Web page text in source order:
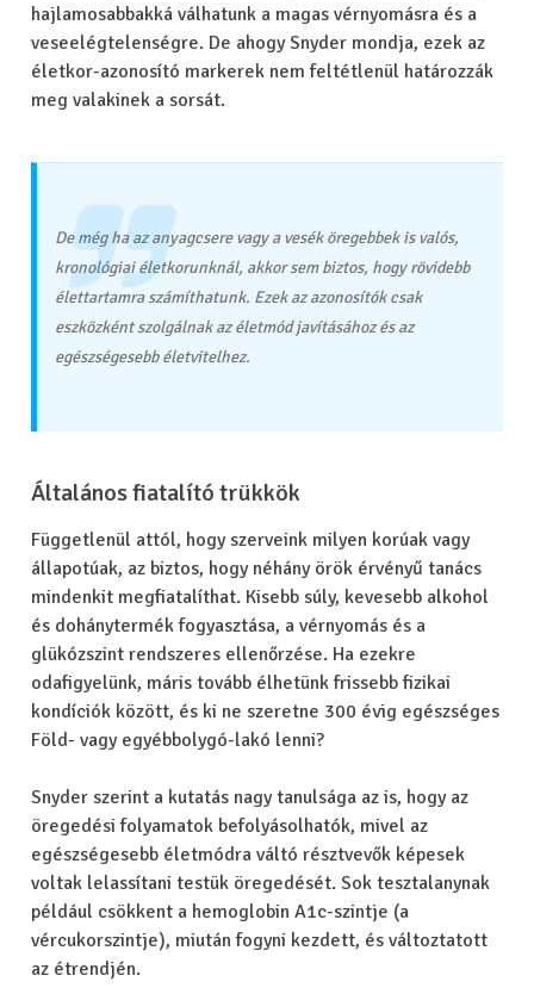
hajlamosabbakká válhatunk a magas vérnyomásra és a
veseelégtelenségre. De ahogy Snyder mondja, ezek az
életkor-azonosító markerek nem feltétlenül határozzák
meg valakinek a sorsát.
De még ha az anyagcsere vagy a vesék öregebbek is valós,
kronológiai életkorunknál, akkor sem biztos, hogy rövidebb
élettartamra számíthatunk. Ezek az azonosítók csak
eszközként szolgálnak az életmód javításához és az
egészségesebb életvitelhez.
Általános fiatalító trükkök
Függetlenül attól, hogy szerveink milyen korúak vagy
állapotúak, az biztos, hogy néhány örök érvényű tanács
mindenkit megfiatalíthat. Kisebb súly, kevesebb alkohol
és dohánytermék fogyasztása, a vérnyomás és a
glükózszint rendszeres ellenőrzése. Ha ezekre
odafigyelünk, máris tovább élhetünk frissebb fizikai
kondíciók között, és ki ne szeretne 300 évig egészséges
Föld- vagy egyébbolygó-lakó lenni?
Snyder szerint a kutatás nagy tanulsága az is, hogy az
öregedési folyamatok befolyásolhatók, mivel az
egészségesebb életmódra váltó résztvevők képesek
voltak lelassítani testük öregedését. Sok tesztalanynak
például csökkent a hemoglobin A1c-szintje (a
vércukorszintje), miután fogyni kezdett, és változtatott
az étrendjén.